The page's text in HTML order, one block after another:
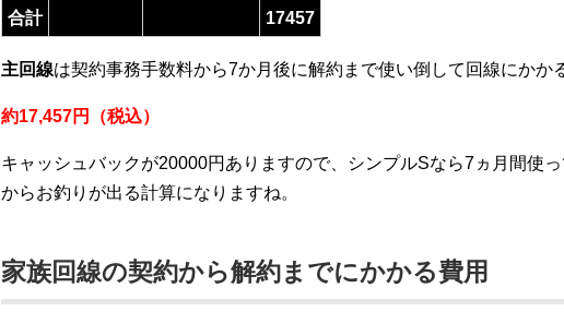
合計
17457
主回線は契約事務手数料から7か月後に解約まで使い倒して回線にかか
約17,457円（税込）
キャッシュバックが20000円ありますので、シンプルSなら7ヵ月間使
からお釣りが出る計算になりますね。
家族回線の契約から解約までにかかる費用